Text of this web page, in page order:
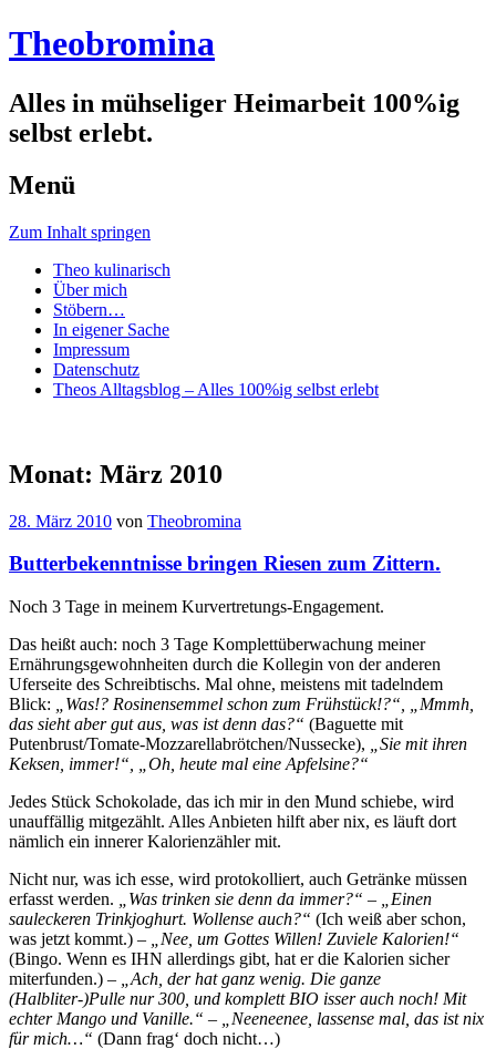
Theobromina
Alles in mühseliger Heimarbeit 100%ig
selbst erlebt.
Menü
Zum Inhalt springen
Theo kulinarisch
Über mich
Stöbern…
In eigener Sache
Impressum
Datenschutz
Theos Alltagsblog – Alles 100%ig selbst erlebt
Monat: März 2010
28. März 2010 von Theobromina
Butterbekenntnisse bringen Riesen zum Zittern.
Noch 3 Tage in meinem Kurvertretungs-Engagement.
Das heißt auch: noch 3 Tage Komplettüberwachung meiner
Ernährungsgewohnheiten durch die Kollegin von der anderen
Uferseite des Schreibtischs. Mal ohne, meistens mit tadelndem
Blick:
„Was!? Rosinensemmel schon zum Frühstück!?“, „Mmmh,
das sieht aber gut aus, was ist denn das?“ (Baguette mit
Putenbrust/Tomate-Mozzarellabrötchen/Nussecke),
„Sie mit ihren
Keksen, immer!“, „Oh, heute mal eine Apfelsine?“
Jedes Stück Schokolade, das ich mir in den Mund schiebe, wird
unauffällig mitgezählt. Alles Anbieten hilft aber nix, es läuft dort
nämlich ein innerer Kalorienzähler mit.
Nicht nur, was ich esse, wird protokolliert, auch Getränke müssen
erfasst werden.
„Was trinken sie denn da immer?“ – „Einen
sauleckeren Trinkjoghurt. Wollense auch?“ (Ich weiß aber schon,
was jetzt kommt.) – „Nee, um Gottes Willen! Zuviele Kalorien!“
(Bingo. Wenn es IHN allerdings gibt, hat er die Kalorien sicher
miterfunden.) –
„Ach, der hat ganz wenig. Die ganze
(Halbliter-)Pulle nur 300, und komplett BIO isser auch noch! Mit
echter Mango und Vanille.“ – „Neeneenee, lassense mal, das ist nix
für mich…“ (Dann frag‘ doch nicht…)